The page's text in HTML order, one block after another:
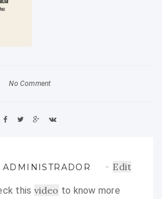
No Comment
ADMINISTRADOR
Edit
this video to know more